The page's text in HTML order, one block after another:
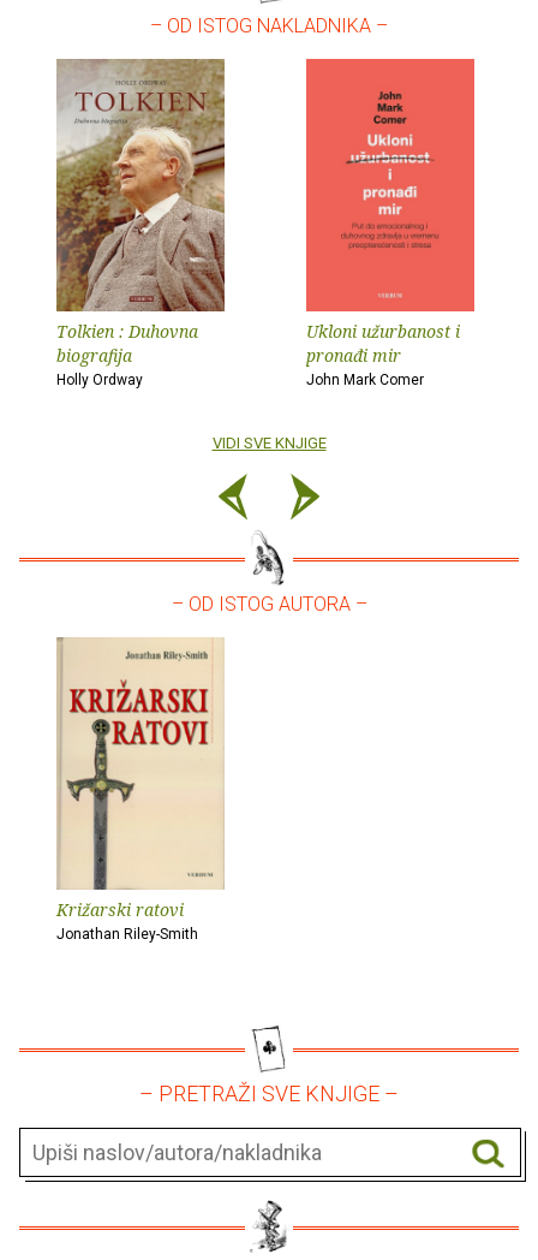
– OD ISTOG NAKLADNIKA –
Tolkien : Duhovna
biografija
Holly Ordway
Ukloni užurbanost i
pronađi mir
John Mark Comer
VIDI SVE KNJIGE
– OD ISTOG AUTORA –
Križarski ratovi
Jonathan Riley-Smith
– PRETRAŽI SVE KNJIGE –